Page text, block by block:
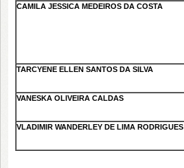
CAMILA JESSICA MEDEIROS DA COSTA
TARCYENE ELLEN SANTOS DA SILVA
VANESKA OLIVEIRA CALDAS
VLADIMIR WANDERLEY DE LIMA RODRIGUES